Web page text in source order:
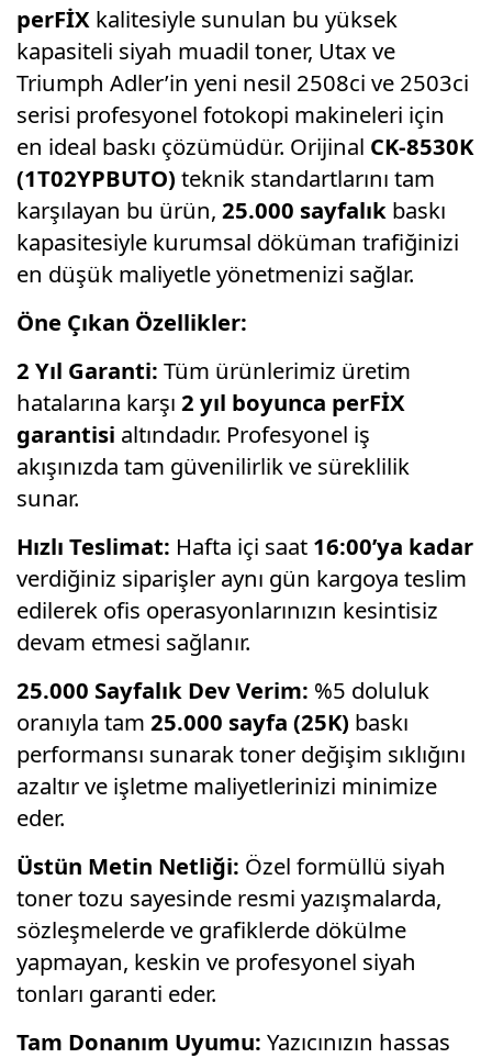
perFİX kalitesiyle sunulan bu yüksek
kapasiteli siyah muadil toner, Utax ve
Triumph Adler’in yeni nesil 2508ci ve 2503ci
serisi profesyonel fotokopi makineleri için
en ideal baskı çözümüdür. Orijinal CK-8530K
(1T02YPBUTO) teknik standartlarını tam
karşılayan bu ürün, 25.000 sayfalık baskı
kapasitesiyle kurumsal döküman trafiğinizi
en düşük maliyetle yönetmenizi sağlar.
Öne Çıkan Özellikler:
2 Yıl Garanti: Tüm ürünlerimiz üretim
hatalarına karşı 2 yıl boyunca perFİX
garantisi altındadır. Profesyonel iş
akışınızda tam güvenilirlik ve süreklilik
sunar.
Hızlı Teslimat: Hafta içi saat 16:00’ya kadar
verdiğiniz siparişler aynı gün kargoya teslim
edilerek ofis operasyonlarınızın kesintisiz
devam etmesi sağlanır.
25.000 Sayfalık Dev Verim: %5 doluluk
oranıyla tam 25.000 sayfa (25K) baskı
performansı sunarak toner değişim sıklığını
azaltır ve işletme maliyetlerinizi minimize
eder.
Üstün Metin Netliği: Özel formüllü siyah
toner tozu sayesinde resmi yazışmalarda,
sözleşmelerde ve grafiklerde dökülme
yapmayan, keskin ve profesyonel siyah
tonları garanti eder.
Tam Donanım Uyumu: Yazıcınızın hassas